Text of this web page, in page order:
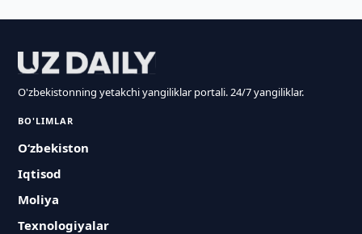
O'zbekistonning yetakchi yangiliklar portali. 24/7 yangiliklar.
BO'LIMLAR
O‘zbekiston
Iqtisod
Moliya
Texnologiyalar